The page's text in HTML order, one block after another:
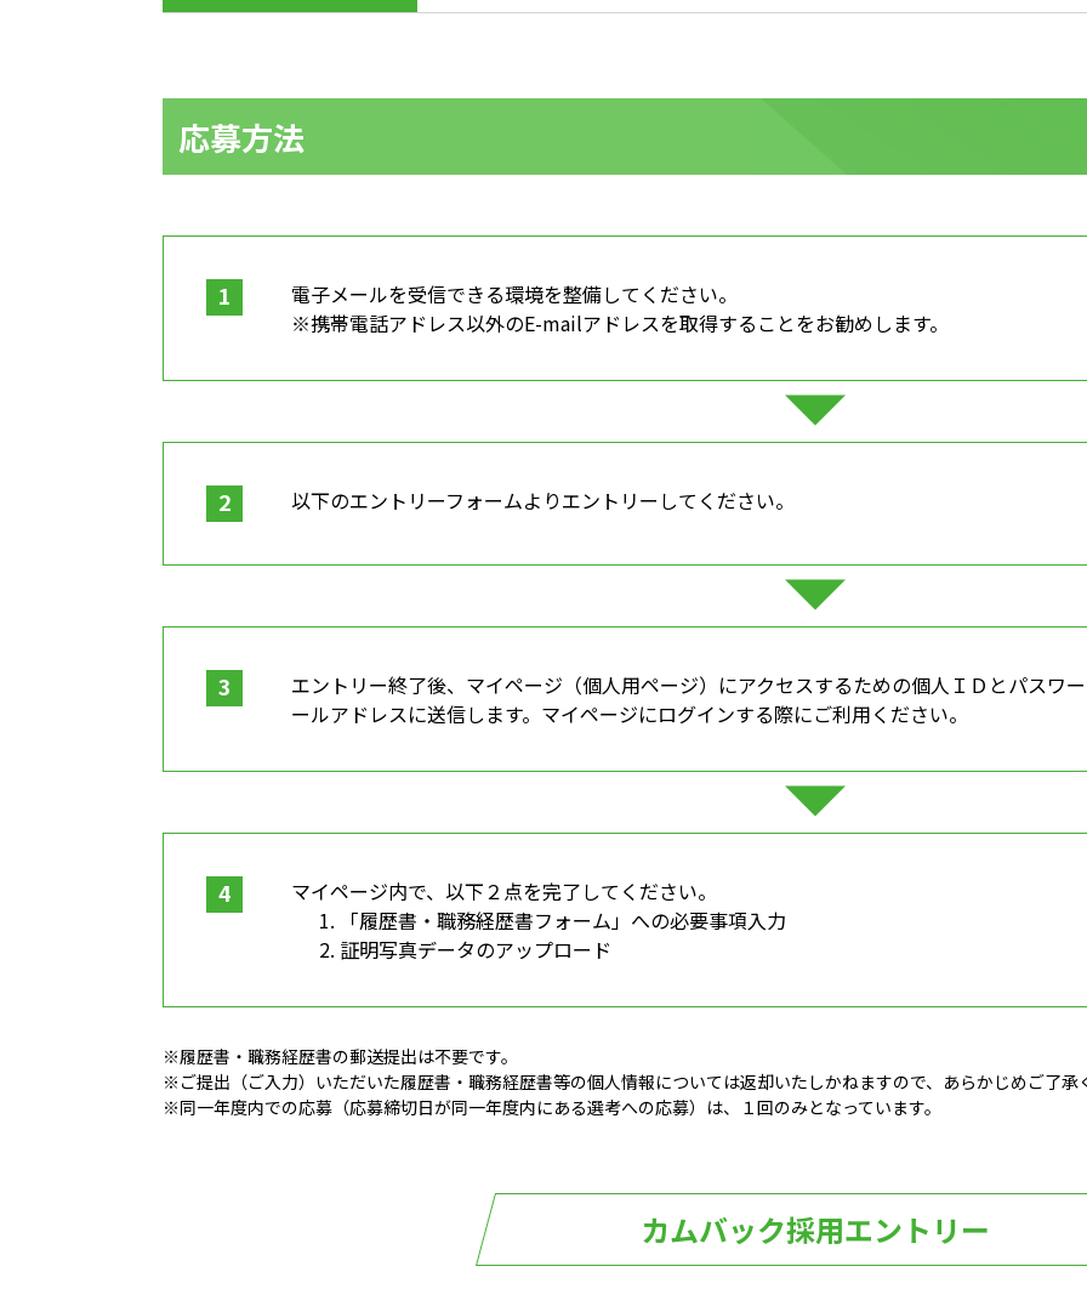
応募方法
1
電子メールを受信できる環境を整備してください。
※携帯電話アドレス以外のE-mailアドレスを取得することをお勧めします。
2 以下のエントリーフォームよりエントリーしてください。
3
エントリー終了後、マイページ（個人用ページ）にアクセスするための個人ＩＤとパスワー
ールアドレスに送信します。マイページにログインする際にご利用ください。
4
マイページ内で、以下２点を完了してください。
「履歴書・職務経歴書フォーム」への必要事項入力
証明写真データのアップロード
※履歴書・職務経歴書の郵送提出は不要です。
※ご提出（ご入力）いただいた履歴書・職務経歴書等の個人情報については返却いたしかねますので、あらかじめご了承
※同一年度内での応募（応募締切日が同一年度内にある選考への応募）は、１回のみとなっています。
カムバック採用エントリー